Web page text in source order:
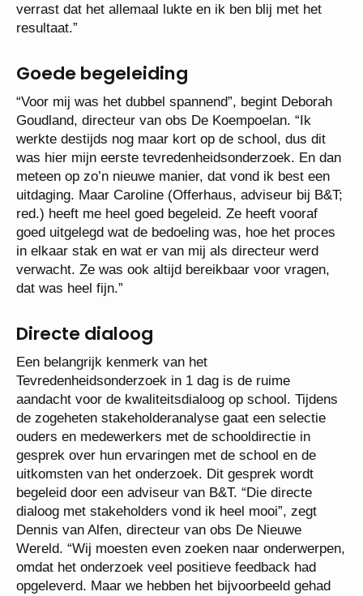
verrast dat het allemaal lukte en ik ben blij met het
resultaat.”
Goede begeleiding
“Voor mij was het dubbel spannend”, begint Deborah
Goudland, directeur van obs De Koempoelan. “Ik
werkte destijds nog maar kort op de school, dus dit
was hier mijn eerste tevredenheidsonderzoek. En dan
meteen op zo’n nieuwe manier, dat vond ik best een
uitdaging. Maar Caroline (Offerhaus, adviseur bij B&T;
red.) heeft me heel goed begeleid. Ze heeft vooraf
goed uitgelegd wat de bedoeling was, hoe het proces
in elkaar stak en wat er van mij als directeur werd
verwacht. Ze was ook altijd bereikbaar voor vragen,
dat was heel fijn.”
Directe dialoog
Een belangrijk kenmerk van het
Tevredenheidsonderzoek in 1 dag is de ruime
aandacht voor de kwaliteitsdialoog op school. Tijdens
de zogeheten stakeholderanalyse gaat een selectie
ouders en medewerkers met de schooldirectie in
gesprek over hun ervaringen met de school en de
uitkomsten van het onderzoek. Dit gesprek wordt
begeleid door een adviseur van B&T. “Die directe
dialoog met stakeholders vond ik heel mooi”, zegt
Dennis van Alfen, directeur van obs De Nieuwe
Wereld. “Wij moesten even zoeken naar onderwerpen,
omdat het onderzoek veel positieve feedback had
opgeleverd. Maar we hebben het bijvoorbeeld gehad